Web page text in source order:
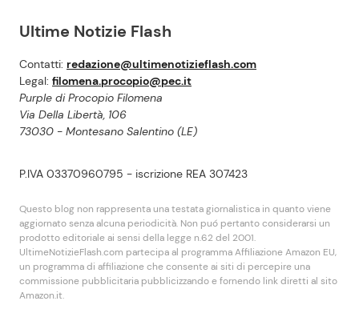
Ultime Notizie Flash
Contatti: redazione@ultimenotizieflash.com
Legal: filomena.procopio@pec.it
Purple di Procopio Filomena
Via Della Libertà, 106
73030 - Montesano Salentino (LE)
P.IVA 03370960795 - iscrizione REA 307423
Questo blog non rappresenta una testata giornalistica in quanto viene
aggiornato senza alcuna periodicità. Non puó pertanto considerarsi un
prodotto editoriale ai sensi della legge n.62 del 2001.
UltimeNotizieFlash.com partecipa al programma Affiliazione Amazon EU,
un programma di affiliazione che consente ai siti di percepire una
commissione pubblicitaria pubblicizzando e fornendo link diretti al sito
Amazon.it.